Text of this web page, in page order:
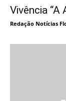
Vivência “A
Redação Notícias